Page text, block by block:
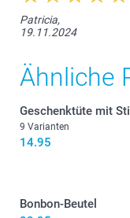
Patricia,
19.11.2024
Ähnliche
Geschenktüte mit
9 Varianten
14.95
Bonbon-Beutel